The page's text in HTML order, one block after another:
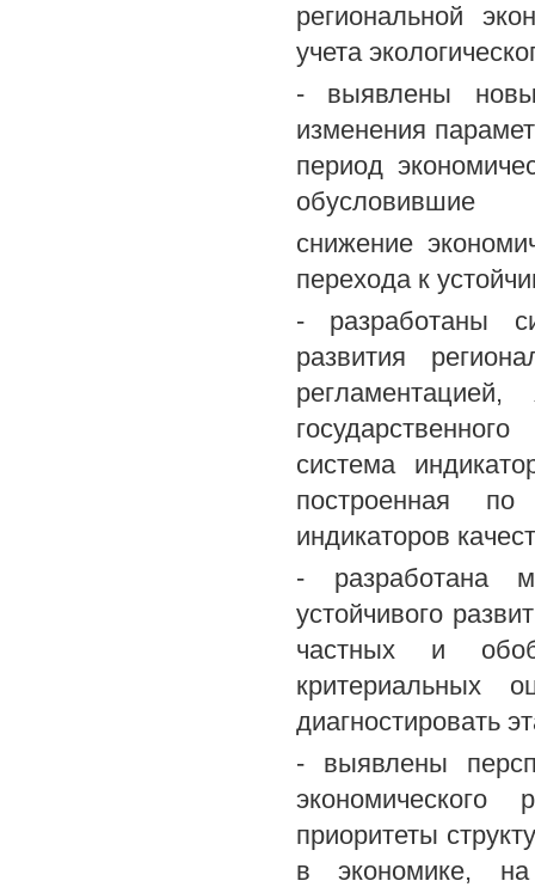
региональной
учета
- выявлены
изменения
период
обусловившие
снижение
перехода к
- разработаны
развития
система
построенная по
индикаторов
- разработана
устойчивого
частных и
критериальных
диагностировать
- выявлены
приоритеты
в экономике, на